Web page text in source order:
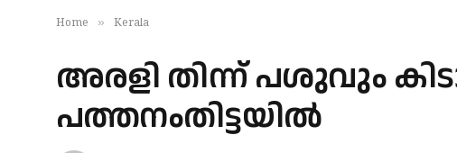
Home » Kerala
അരളി തിന്ന് പശുവും
പത്തനംതിട്ടയില്‍